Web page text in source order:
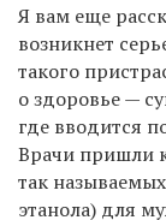
Я вам еще
возникнет
такого
о здоровье —
где вводится
Врачи пришли
так
этанола) для